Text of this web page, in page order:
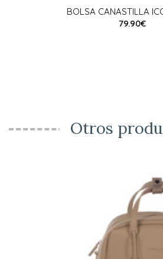
BOLSA CANASTILLA
79.90€
Otros